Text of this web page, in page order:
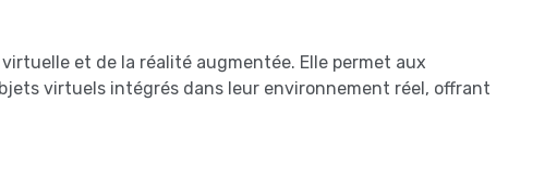
et de la réalité augmentée. Elle permet aux
virtuels intégrés dans leur environnement réel, offrant